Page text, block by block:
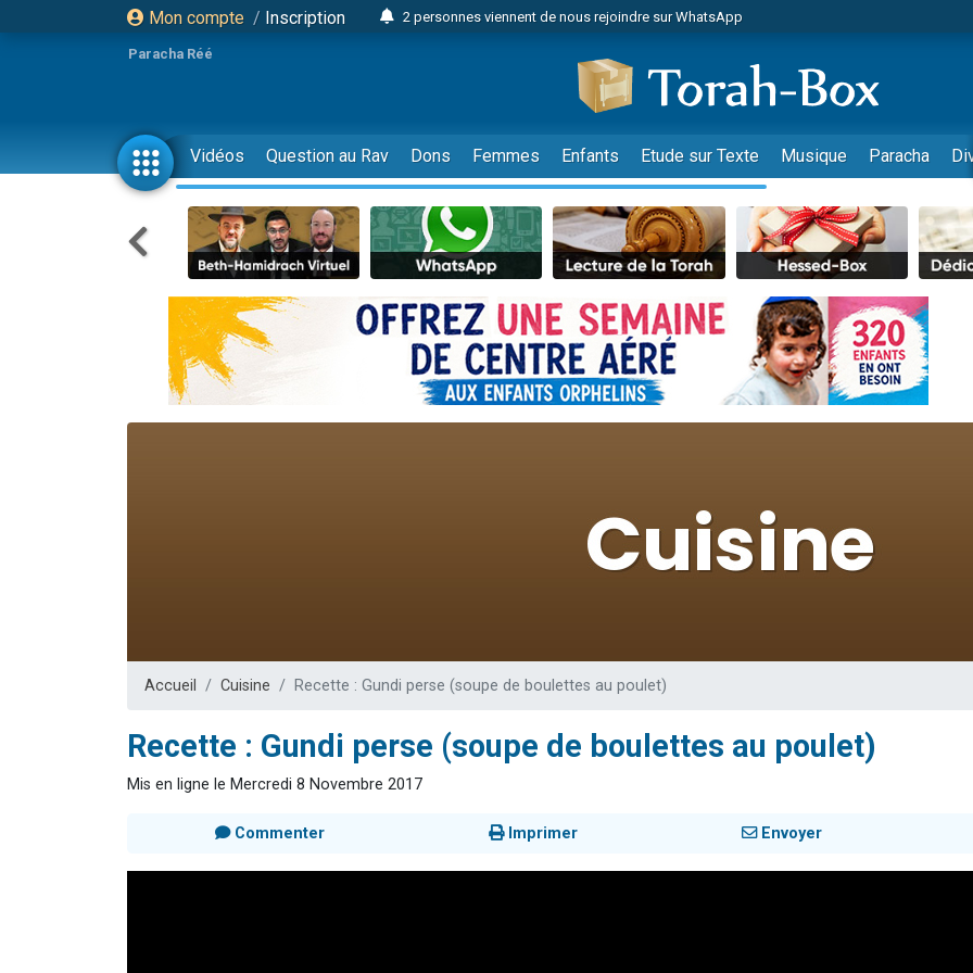
Mon compte / Inscription
2 personnes viennent de nous rejoindre sur WhatsApp
2 nouvelles musiques dans Torah-Box Music
8 personnes viennent de faire un don pour Tsédaka : pauvres d'Israel
4 personnes viennent de faire un don pour Diane, 80 ans, dans un appartement
Nouvelle émission radio : Visions de grandeur n°104 : Le Chabbath et le Birkat Hamazone à
61 personnes viennent de demander une bénédiction
39 personnes viennent de faire un don pour Sauvez la jambe de Yohan
Il reste 49 places pour étudier en groupe sur Zoom
Ariel vient de donner son Maasser
Nathaniel vient de donner son Maasser
6 personnes viennent de faire un don pour 5 enfants déjà orphelins risquent de perdre
2 personnes viennent de faire un don pour Reloger Rivka, 6 enfants, victime de
2 personnes viennent de nous rejoindre sur WhatsApp
2 personnes viennent de nous rejoindre sur WhatsApp
Paracha Réé
Vidéos Question au Rav Dons Femmes Enfants Etude sur Texte Musique Paracha
Accueil Cuisine Recette : Gundi perse (soupe de boulettes au poulet)
Recette : Gundi perse (soupe de boulettes au poulet)
Mis en ligne le Mercredi 8 Novembre 2017
Commenter Imprimer Envoyer